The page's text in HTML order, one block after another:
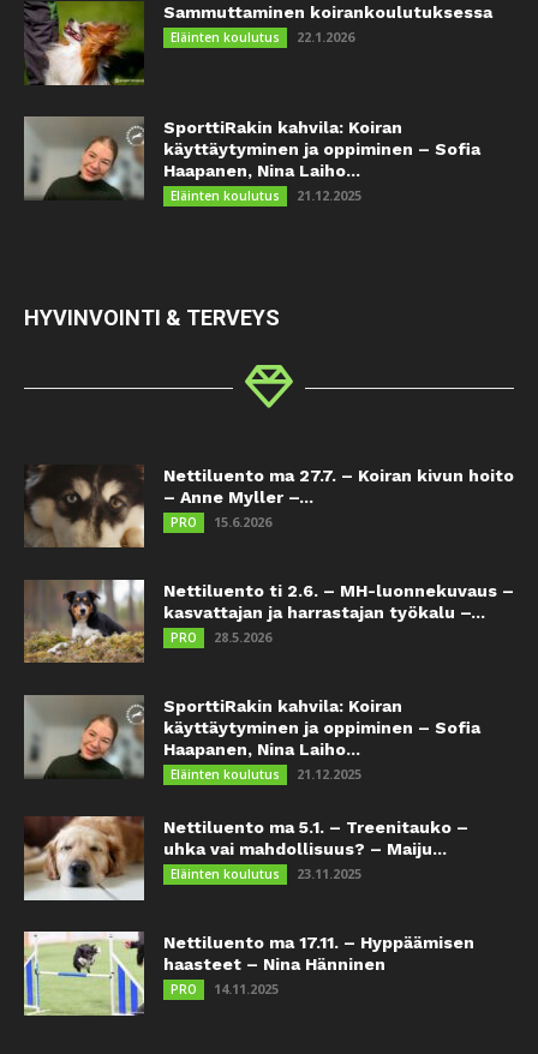
Sammuttaminen koirankoulutuksessa
Eläinten koulutus 22.1.2026
SporttiRakin kahvila: Koiran
käyttäytyminen ja oppiminen – Sofia
Haapanen, Nina Laiho...
Eläinten koulutus 21.12.2025
HYVINVOINTI & TERVEYS
Nettiluento ma 27.7. – Koiran kivun hoito
– Anne Myller –...
PRO 15.6.2026
Nettiluento ti 2.6. – MH-luonnekuvaus –
kasvattajan ja harrastajan työkalu –...
PRO 28.5.2026
SporttiRakin kahvila: Koiran
käyttäytyminen ja oppiminen – Sofia
Haapanen, Nina Laiho...
Eläinten koulutus 21.12.2025
Nettiluento ma 5.1. – Treenitauko –
uhka vai mahdollisuus? – Maiju...
Eläinten koulutus 23.11.2025
Nettiluento ma 17.11. – Hyppäämisen
haasteet – Nina Hänninen
PRO 14.11.2025